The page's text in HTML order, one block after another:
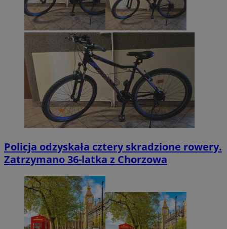
Policja odzyskała cztery skradzione rowery.
Zatrzymano 36-latka z Chorzowa